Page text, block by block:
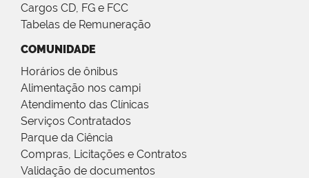
Cargos CD, FG e FCC
Tabelas de Remuneração
COMUNIDADE
Horários de ônibus
Alimentação nos campi
Atendimento das Clínicas
Serviços Contratados
Parque da Ciência
Compras, Licitações e Contratos
Validação de documentos